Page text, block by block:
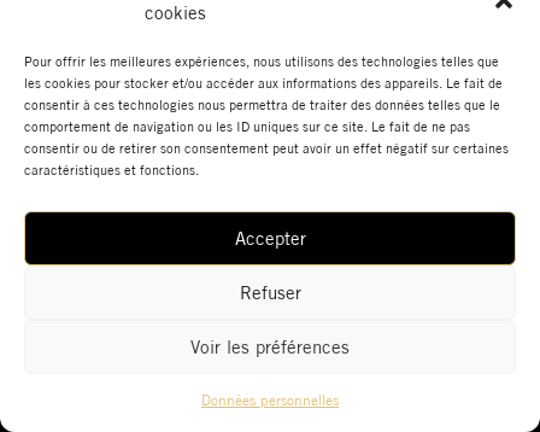
cookies
Pour offrir les meilleures expériences, nous utilisons des technologies telles que
les cookies pour stocker et/ou accéder aux informations des appareils. Le fait de
consentir à ces technologies nous permettra de traiter des données telles que le
comportement de navigation ou les ID uniques sur ce site. Le fait de ne pas
consentir ou de retirer son consentement peut avoir un effet négatif sur certaines
caractéristiques et fonctions.
Accepter
Refuser
Voir les préférences
Données personnelles
Données Personnelles
Contact
© 2022 GALERIE HEGOA | Tous droits réservés.